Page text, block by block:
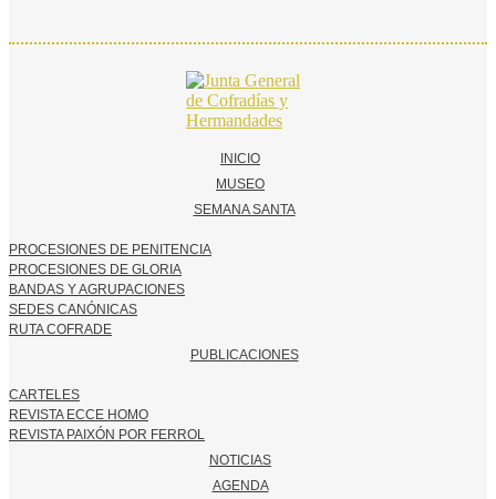
INICIO
MUSEO
SEMANA SANTA
PROCESIONES DE PENITENCIA
PROCESIONES DE GLORIA
BANDAS Y AGRUPACIONES
SEDES CANÓNICAS
RUTA COFRADE
PUBLICACIONES
CARTELES
REVISTA ECCE HOMO
REVISTA PAIXÓN POR FERROL
NOTICIAS
AGENDA